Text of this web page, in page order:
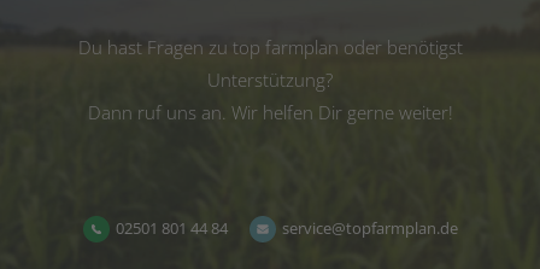
Du hast Fragen zu top farmplan oder benötigst
Unterstützung?
Dann ruf uns an. Wir helfen Dir gerne weiter!
02501 801 44 84 service@topfarmplan.de